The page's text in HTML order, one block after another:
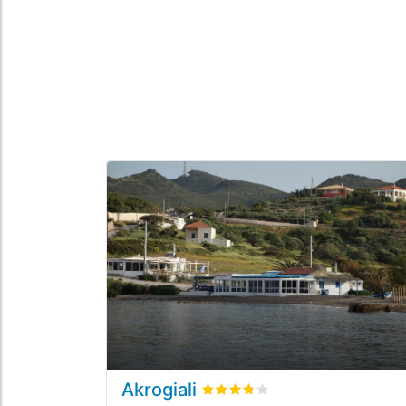
Akrogiali bewertet3.8